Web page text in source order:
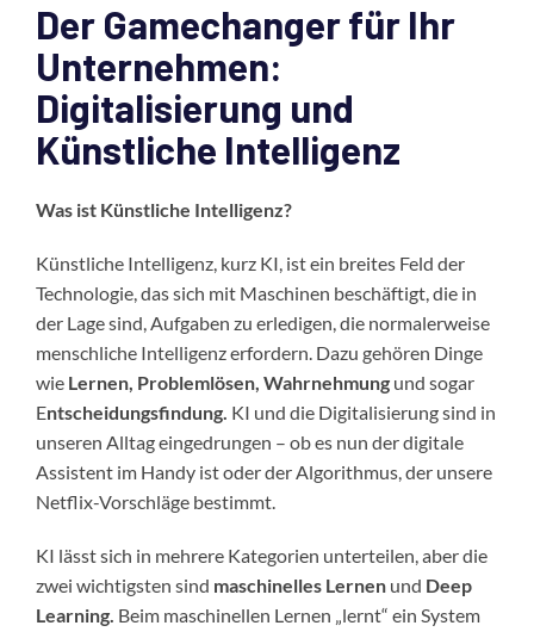
Der Gamechanger für Ihr
Unternehmen:
Digitalisierung und
Künstliche Intelligenz
Was ist Künstliche Intelligenz?
Künstliche Intelligenz, kurz KI, ist ein breites Feld der
Technologie, das sich mit Maschinen beschäftigt, die in
der Lage sind, Aufgaben zu erledigen, die normalerweise
menschliche Intelligenz erfordern. Dazu gehören Dinge
wie Lernen, Problemlösen, Wahrnehmung und sogar
Entscheidungsfindung. KI und die Digitalisierung sind in
unseren Alltag eingedrungen – ob es nun der digitale
Assistent im Handy ist oder der Algorithmus, der unsere
Netflix-Vorschläge bestimmt.
KI lässt sich in mehrere Kategorien unterteilen, aber die
zwei wichtigsten sind maschinelles Lernen und Deep
Learning. Beim maschinellen Lernen „lernt“ ein System